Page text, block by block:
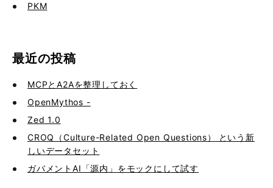
PKM
最近の投稿
MCPとA2Aを整理しておく
OpenMythos -
Zed 1.0
CROQ（Culture-Related Open Questions） という新
しいデータセット
ガバメントAI「源内」をモックにして試す